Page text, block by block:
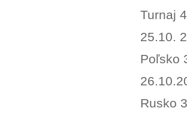
Turnaj
25.10.
Poľsko
Rusko